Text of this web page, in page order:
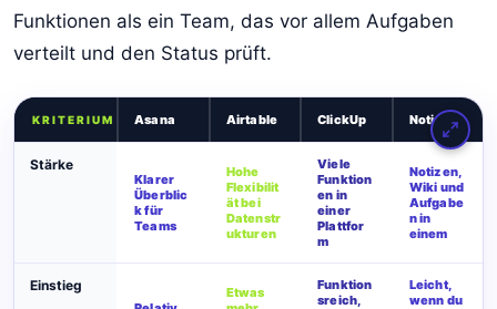
Funktionen als ein Team, das vor allem Aufgaben
verteilt und den Status prüft.
KRITERIUM Asana Airtable ClickUp Notion
Stärke
Klarer
Überblic
k für
Teams
Hohe
Flexibilit
ät bei
Datenstr
ukturen
Viele
Funktion
en in
einer
Plattfor
m
Notizen,
Wiki und
Aufgabe
n in
einem
Einstieg
Etwas
Funktion
sreich,
Leicht,
wenn du